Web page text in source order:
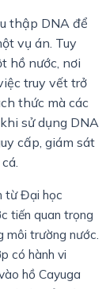
thập DNA để
vụ án. Tuy
hồ nước, nơi
truy vết trở
thức mà các
sử dụng DNA
cấp, giám sát
từ Đại học
tiến quan trọng
môi trường nước.
có hành vi
hồ Cayuga